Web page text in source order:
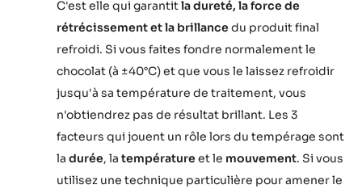
C'est elle qui garantitla dureté, la force de
rétrécissement et la brillance du produit final
refroidi. Si vous faites fondre normalement le
chocolat (à ±40°C) et que vous le laissez refroidir
jusqu'à sa température de traitement, vous
n'obtiendrez pas de résultat brillant. Les 3
facteurs qui jouent un rôle lors du tempérage sont
la durée, la température et le mouvement. Si vous
utilisez une technique particulière pour amener le